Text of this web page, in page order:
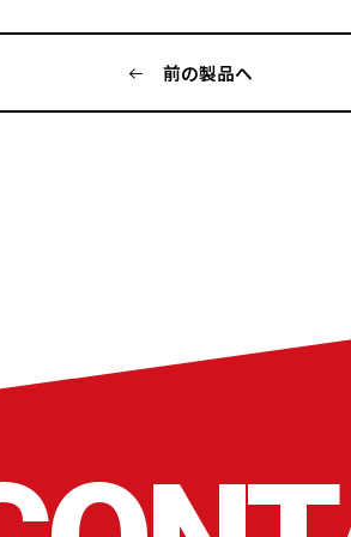
前の製品へ